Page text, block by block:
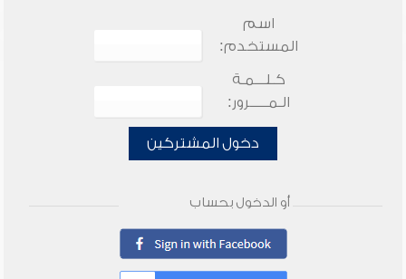
اسم
المستخدم:
كـلـــمـة
الـمـــــرور:
دخول المشتركين
أو الدخول بحساب